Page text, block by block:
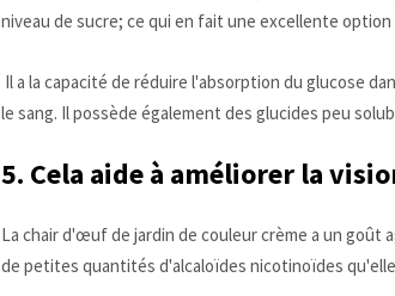
niveau de sucre; ce qui en fait une excellente
Il a la capacité de réduire l'absorption du glucose
le sang. Il possède également des glucides peu
5. Cela aide à améliorer la
La chair d'œuf de jardin de couleur crème a un goût
de petites quantités d'alcaloïdes nicotinoïdes